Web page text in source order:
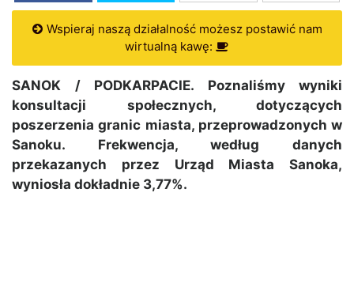
Wspieraj naszą działalność możesz postawić nam
wirtualną kawę:
SANOK / PODKARPACIE. Poznaliśmy wyniki
konsultacji społecznych, dotyczących
poszerzenia granic miasta, przeprowadzonych w
Sanoku. Frekwencja, według danych
przekazanych przez Urząd Miasta Sanoka,
wyniosła dokładnie 3,77%.